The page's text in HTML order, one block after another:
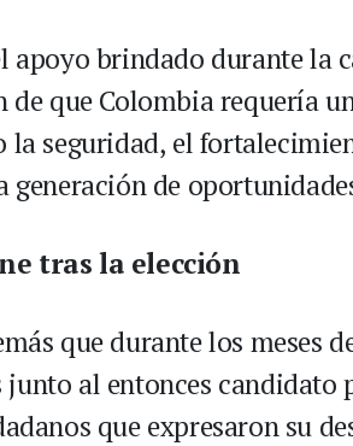
apoyo brindado durante la
que Colombia requería
la seguridad, el
de
tras la elección
que durante los meses
al entonces candidato
que expresaron su